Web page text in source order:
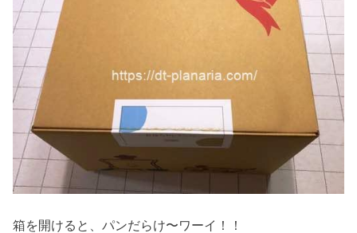
箱を開けると、パンだらけ〜ワーイ！！